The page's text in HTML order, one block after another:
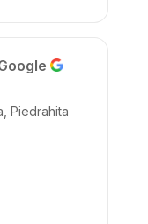
Piedrahita